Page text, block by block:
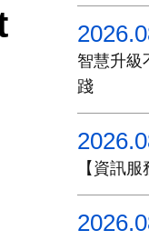
智慧升級
踐
【資訊